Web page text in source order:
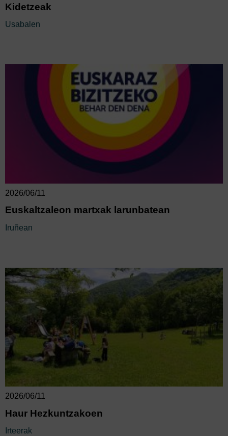
Kidetzeak
Usabalen
2026/06/11
Euskaltzaleon martxak larunbatean
Iruñean
2026/06/11
Haur Hezkuntzakoen
Irteerak